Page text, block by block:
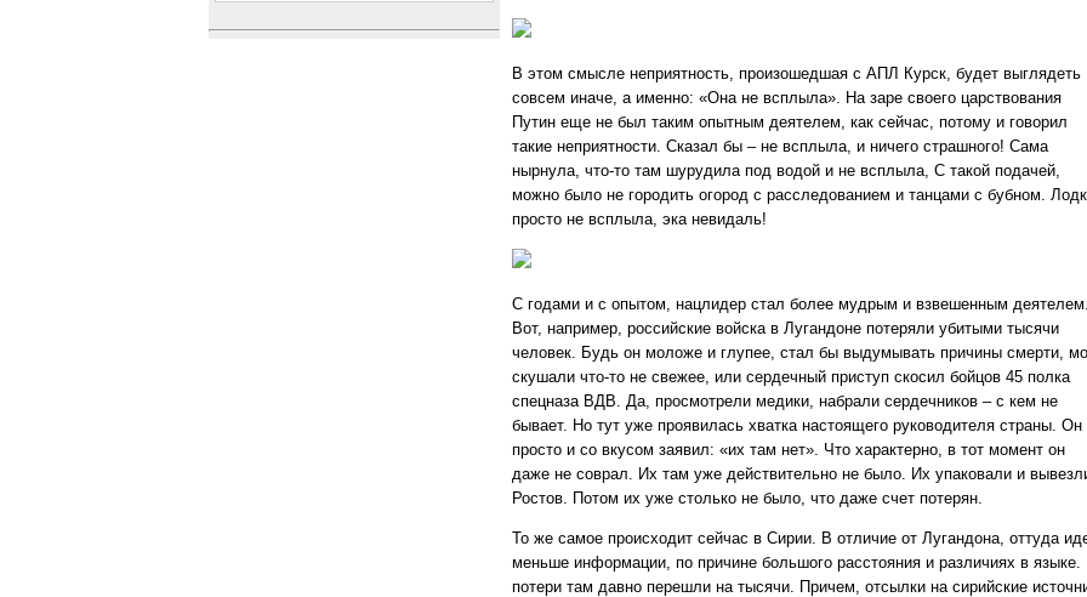
В этом смысле неприятность, произошедшая с АПЛ Курск, будет выглядеть
совсем иначе, а именно: «Она не всплыла». На заре своего царствования
Путин еще не был таким опытным деятелем, как сейчас, потому и говорил
такие неприятности. Сказал бы – не всплыла, и ничего страшного! Сама
нырнула, что-то там шурудила под водой и не всплыла, С такой подачей,
можно было не городить огород с расследованием и танцами с бубном.
просто не всплыла, эка невидаль!
С годами и с опытом, нацлидер стал более мудрым и взвешенным деятелем.
Вот, например, российские войска в Лугандоне потеряли убитыми тысячи
человек. Будь он моложе и глупее, стал бы выдумывать причины смерти,
скушали что-то не свежее, или сердечный приступ скосил бойцов 45 полка
спецназа ВДВ. Да, просмотрели медики, набрали сердечников – с кем не
бывает. Но тут уже проявилась хватка настоящего руководителя страны. Он
просто и со вкусом заявил: «их там нет». Что характерно, в тот момент он
даже не соврал. Их там уже действительно не было. Их упаковали и
Ростов. Потом их уже столько не было, что даже счет потерян.
То же самое происходит сейчас в Сирии. В отличие от Лугандона, оттуда
меньше информации, по причине большого расстояния и различиях в языке.
потери там давно перешли на тысячи. Причем, отсылки на сирийские